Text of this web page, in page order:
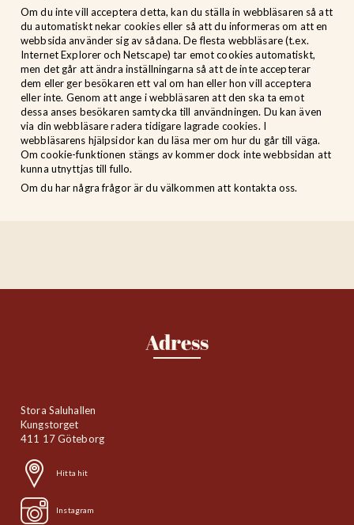
Om du inte vill acceptera detta, kan du ställa in webbläsaren så att
du automatiskt nekar cookies eller så att du informeras om att en
webbsida använder sig av sådana. De flesta webbläsare (t.ex.
Internet Explorer och Netscape) tar emot cookies automatiskt,
men det går att ändra inställningarna så att de inte accepterar
dem eller ger besökaren ett val om han eller hon vill acceptera
eller inte. Genom att ange i webbläsaren att den ska ta emot
dessa anses besökaren samtycka till användningen. Du kan även
via din webbläsare radera tidigare lagrade cookies. I
webbläsarens hjälpsidor kan du läsa mer om hur du går till väga.
Om cookie-funktionen stängs av kommer dock inte webbsidan att
kunna utnyttjas till fullo.
Om du har några frågor är du välkommen att kontakta oss.
Adress
Stora Saluhallen
Kungstorget
411 17 Göteborg
Hitta hit
Instagram